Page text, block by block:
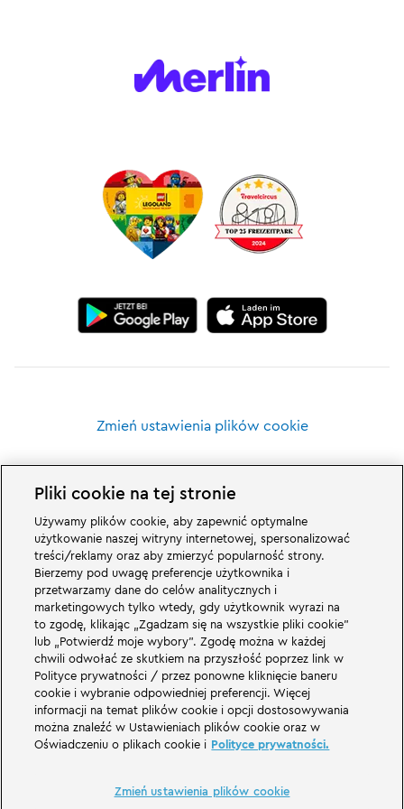
Wspaniałe rzeczy czekają na Was w rodzinnym parku rozrywki LEGOLAND w
Niemczech i jego światach tematycznych. Przeżyjcie ekscytujące atrakcje i
mnóstwo zabawy z LEGO® LEGOLAND w Niemczech to park rozrywki dla
rodzin z dziećmi w wieku od 2 do 12 lat. Park LEGOLAND znajduje się w
pobliżu Günzburga w Bawarii. LEGOLAND Deutschland to jeden z
największych parków rozrywki w Bawarii i jeden z najbardziej znanych i
popularnych parków rozrywki w Niemczech. Park rozrywki zapewni
wyjątkowe wrażenia dla dzieci i dorosłych oferując 68 atrakcji. W
LEGOLAND Resort oprócz parku rozrywki znajduje się również wioska
wakacyjna z różnymi opcjami noclegów. Odwiedzający mogą zatrzymać się
w hotelu Wyspa piratów, tematycznych domkach wakacyjnych, w zamkach
rycerskich, na kempingu, a także w beczkach kempingowych.
LEGOLAND Deutschland Resort is part of the Merlin Entertainments Group.
LEGO, the LEGO logo, the Brick and Knob configurations, the Minifigure,
THE LEGO® MOVIE © & ™ LEGO Group & Warner Bros. Entertainment Inc. All
Zmień ustawienia plików cookie
Pliki cookie na tej stronie
Używamy plików cookie, aby zapewnić optymalne
użytkowanie naszej witryny internetowej, spersonalizować
treści/reklamy oraz aby zmierzyć popularność strony.
Bierzemy pod uwagę preferencje użytkownika i
przetwarzamy dane do celów analitycznych i
marketingowych tylko wtedy, gdy użytkownik wyrazi na
to zgodę, klikając „Zgadzam się na wszystkie pliki cookie”
lub „Potwierdź moje wybory”. Zgodę można w każdej
chwili odwołać ze skutkiem na przyszłość poprzez link w
Polityce prywatności / przez ponowne kliknięcie baneru
cookie i wybranie odpowiedniej preferencji. Więcej
informacji na temat plików cookie i opcji dostosowywania
można znaleźć w Ustawieniach plików cookie oraz w
Oświadczeniu o plikach cookie i Polityce prywatności.
Zmień ustawienia plików cookie